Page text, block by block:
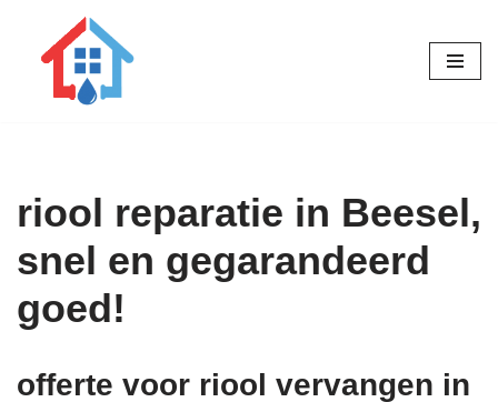
riool reparatie in Beesel,
snel en gegarandeerd
goed!
offerte voor riool vervangen in